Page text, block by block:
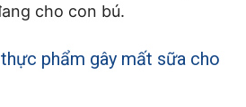
cho con bú.
phẩm gây mất sữa cho